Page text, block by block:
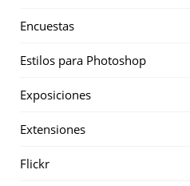
Encuestas
Estilos para Photoshop
Exposiciones
Extensiones
Flickr